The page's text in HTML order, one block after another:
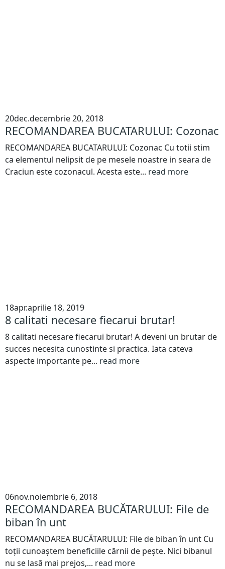
20dec.decembrie 20, 2018
RECOMANDAREA BUCATARULUI: Cozonac
RECOMANDAREA BUCATARULUI: Cozonac Cu totii stim
ca elementul nelipsit de pe mesele noastre in seara de
Craciun este cozonacul. Acesta este... read more
18apr.aprilie 18, 2019
8 calitati necesare fiecarui brutar!
8 calitati necesare fiecarui brutar! A deveni un brutar de
succes necesita cunostinte si practica. Iata cateva
aspecte importante pe... read more
06nov.noiembrie 6, 2018
RECOMANDAREA BUCĂTARULUI: File de
biban în unt
RECOMANDAREA BUCĂTARULUI: File de biban în unt Cu
toții cunoaștem beneficiile cărnii de pește. Nici bibanul
nu se lasă mai prejos,... read more